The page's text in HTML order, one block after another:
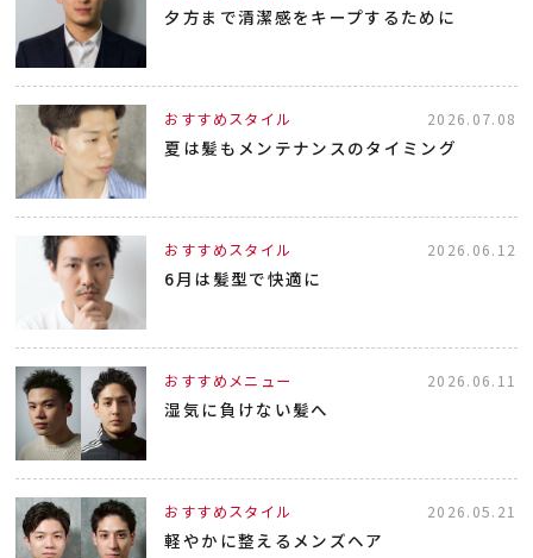
夕方まで清潔感をキープするために
おすすめスタイル 2026.07.08
夏は髪もメンテナンスのタイミング
おすすめスタイル 2026.06.12
6月は髪型で快適に
おすすめメニュー 2026.06.11
湿気に負けない髪へ
おすすめスタイル 2026.05.21
軽やかに整えるメンズヘア